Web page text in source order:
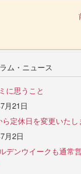
ム・ニュース
に思うこと
月21日
ら定休日を変更いたし
月2日
デンウイークも通常